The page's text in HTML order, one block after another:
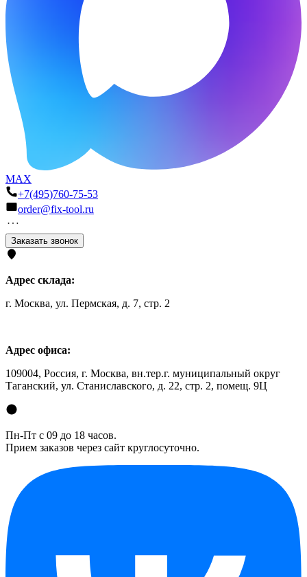
MAX
+7(495)760-75-53
order@fix-tool.ru
Заказать звонок
Адрес склада:
г. Москва, ул. Пермская, д. 7, стр. 2
Адрес офиса:
109004, Россия, г. Москва, вн.тер.г. муниципальный округ
Таганский, ул. Станиславского, д. 22, стр. 2, помещ. 9Ц
Пн-Пт с 09 до 18 часов.
Прием заказов через сайт круглосуточно.